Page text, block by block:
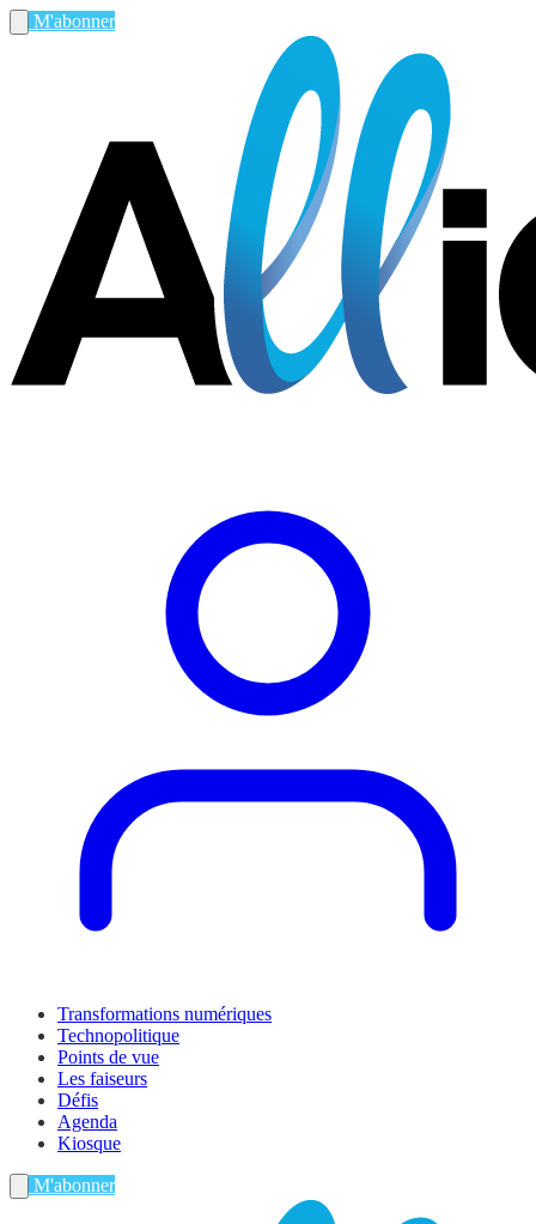
M'abonner
Transformations numériques
Technopolitique
Points de vue
Les faiseurs
Défis
Agenda
Kiosque
M'abonner